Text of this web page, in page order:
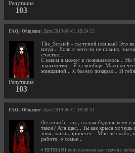
Репутация
103
FAQ / Общение | Дата 2019-06-01 18:24:53
Репутация
103
The_Scratch - ты тупой или как? Это
когда... Если я чего-то не помню,
счастья...
С кеком я может и познакомлюсь... Но
знакомство... Я хз вообще. Мало ли
женщиной... Я бы его покарал... И
FAQ / Общение | Дата 2019-06-01 18:06:51
the scratch - ага, ты там будешь всем
такое? Ага щас... Ты как крыса
зови, жизнь принесет... Мне не слабо,
работе, о семье...
• HITMAN1 подумал несколько секунд и